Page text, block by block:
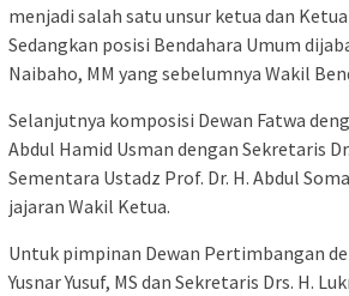
menjadi salah satu unsur ketua dan
Sedangkan posisi Bendahara Umum
Naibaho, MM yang sebelumnya Wakil
Selanjutnya komposisi Dewan Fatwa
Abdul Hamid Usman dengan Sekretaris
Sementara Ustadz Prof. Dr. H. Abdul
jajaran Wakil Ketua.
Untuk pimpinan Dewan Pertimbangan
Yusnar Yusuf, MS dan Sekretaris Drs. H.